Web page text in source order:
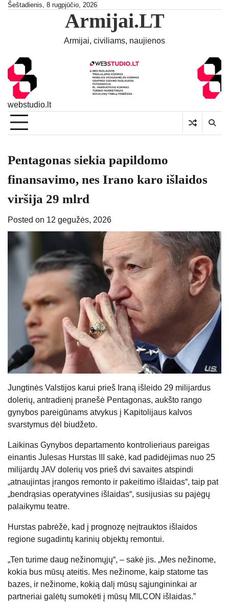
SkipŠeštadienis, 8 rugpjūčio, 2026
Armijai.LT
Armijai, civiliams, naujienos
webstudio.lt
Pentagonas siekia papildomo
finansavimo, nes Irano karo išlaidos
viršija 29 mlrd
Posted on 12 gegužės, 2026
Jungtinės Valstijos karui prieš Iraną išleido 29 milijardus
dolerių, antradienį pranešė Pentagonas, aukšto rango
gynybos pareigūnams atvykus į Kapitolijaus kalvos
svarstymus dėl biudžeto.
Laikinas Gynybos departamento kontrolieriaus pareigas
einantis Julesas Hurstas III sakė, kad padidėjimas nuo 25
milijardų JAV dolerių vos prieš dvi savaites atspindi
„atnaujintas įrangos remonto ir pakeitimo išlaidas“, taip pat
„bendrąsias operatyvines išlaidas“, susijusias su pajėgų
palaikymu teatre.
Hurstas pabrėžė, kad į prognozę neįtrauktos išlaidos
regione sugadintų karinių objektų remontui.
„Ten turime daug nežinomųjų“, – sakė jis. „Mes nežinome,
kokia bus mūsų ateitis. Mes nežinome, kaip statome tas
bazes, ir nežinome, kokią dalį mūsų sąjungininkai ar
partneriai galėtų sumokėti į mūsų MILCON išlaidas.”